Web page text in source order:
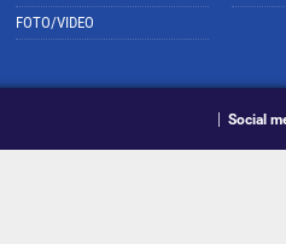
FOTO/VIDEO
Social